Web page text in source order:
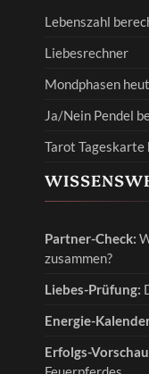
Lebenszahl
Liebesrechner
Mondphasen
Ja/Nein Pendel
Tarot Tageskarte
Partner-Check:
zusammen?
Liebes-Prüfung:
Energie-
Erfolgs-